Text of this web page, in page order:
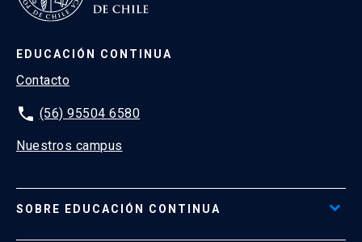
EDUCACIÓN CONTINUA
Contacto
phone (56) 95504 6580
Nuestros campus
SOBRE EDUCACIÓN CONTINUA